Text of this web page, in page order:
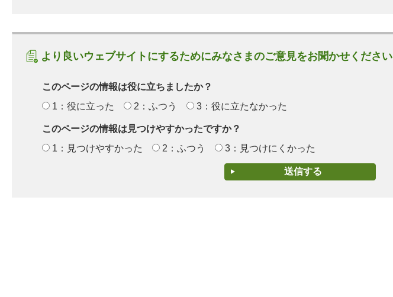
より良いウェブサイトにするためにみなさまのご意見をお聞かせください
このページの情報は役に立ちましたか？
1：役に立った
2：ふつう 3：役に立たなかった
このページの情報は見つけやすかったですか？
1：見つけやすかった
2：ふつう 3：見つけにくかった